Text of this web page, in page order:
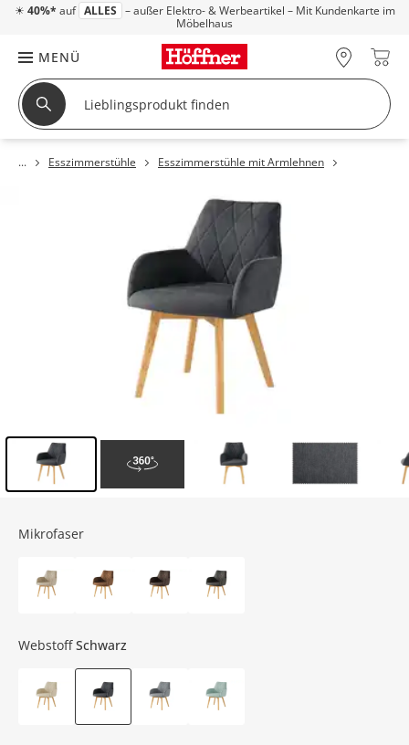
☀ 40%* auf ALLES – außer Elektro- & Werbeartikel – Mit Kundenkarte im
Möbelhaus
MENÜ
Esszimmerstühle Esszimmerstühle mit Armlehnen
Mikrofaser
Webstoff Schwarz